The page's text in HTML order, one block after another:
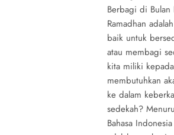
Berbagi di Bulan
Ramadhan
baik untuk
atau membagi
kita miliki
membutuhkan
ke ‎dalam
sedekah?
Bahasa